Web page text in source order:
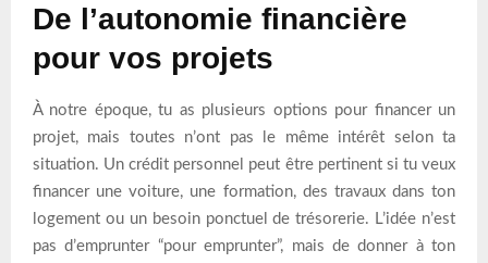
De l’autonomie financière
pour vos projets
À notre époque, tu as plusieurs options pour financer un
projet, mais toutes n’ont pas le même intérêt selon ta
situation. Un crédit personnel peut être pertinent si tu veux
financer une voiture, une formation, des travaux dans ton
logement ou un besoin ponctuel de trésorerie. L’idée n’est
pas d’emprunter “pour emprunter”, mais de donner à ton